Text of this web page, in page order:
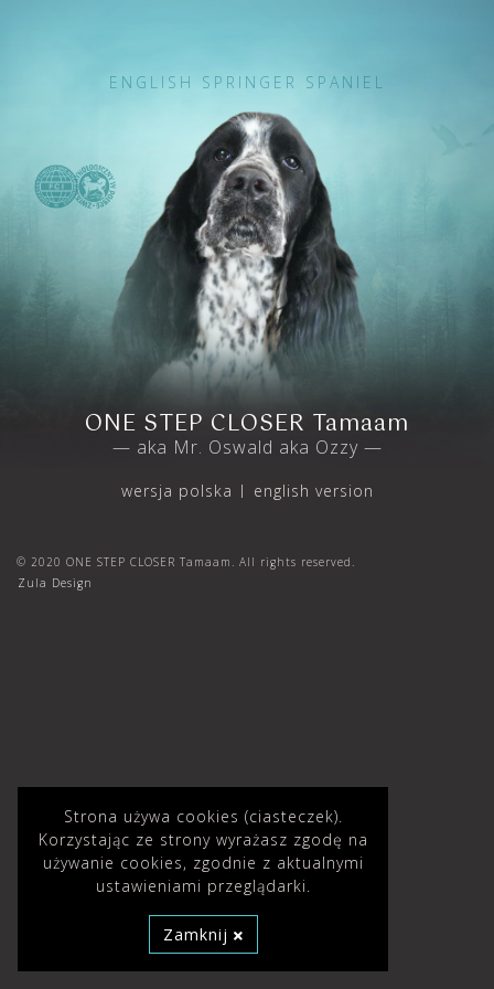
ENGLISH SPRINGER SPANIEL
ONE STEP CLOSER Tamaam
— aka Mr. Oswald aka Ozzy —
wersja polska english version
© 2020 ONE STEP CLOSER Tamaam. All rights reserved.
Zula Design
Strona używa cookies (ciasteczek).
Korzystając ze strony wyrażasz zgodę na
używanie cookies, zgodnie z aktualnymi
ustawieniami przeglądarki.
Zamknij